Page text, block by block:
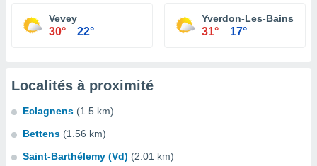
Vevey
30° 22°
Yverdon-Les-Bains
31° 17°
Localités à proximité
Eclagnens (1.5 km)
Bettens (1.56 km)
Saint-Barthélemy (Vd) (2.01 km)